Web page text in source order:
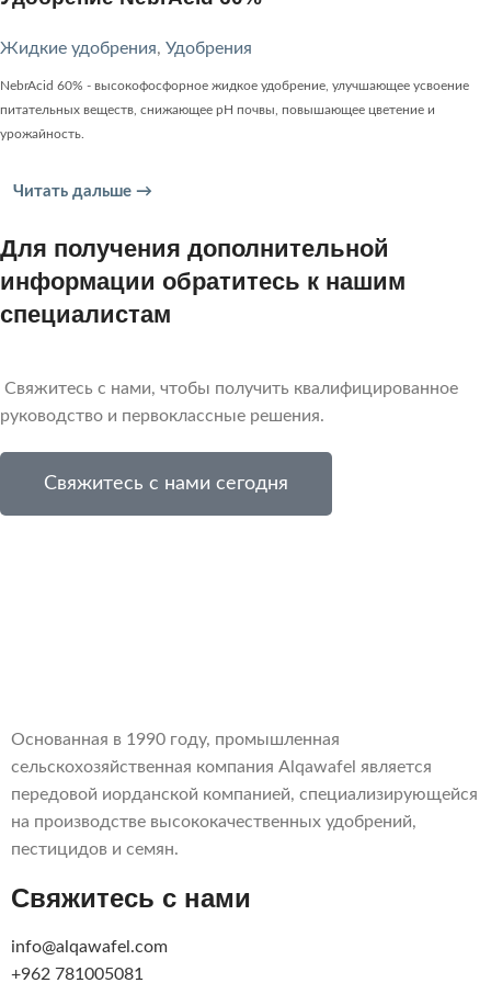
Жидкие удобрения, Удобрения
NebrAcid 60% - высокофосфорное жидкое удобрение, улучшающее усвоение
питательных веществ, снижающее pH почвы, повышающее цветение и
урожайность.
Читать дальше →
Для получения дополнительной
информации обратитесь к нашим
специалистам
Свяжитесь с нами, чтобы получить квалифицированное
руководство и первоклассные решения.
Свяжитесь с нами сегодня
Основанная в 1990 году, промышленная
сельскохозяйственная компания Alqawafel является
передовой иорданской компанией, специализирующейся
на производстве высококачественных удобрений,
пестицидов и семян.
Свяжитесь с нами
info@alqawafel.com
+962 781005081